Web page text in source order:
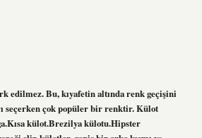
edilmez. Bu, kıyafetin altında renk geçişini
seçerken çok popüler bir renktir. Külot
külot.Brezilya külotu.Hipster